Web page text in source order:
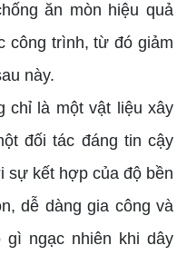
ăn mòn hiệu quả
công trình, từ đó giảm
này.
là một vật liệu xây
đối tác đáng tin cậy
sự kết hợp của độ bền
dễ dàng gia công và
ngạc nhiên khi dây